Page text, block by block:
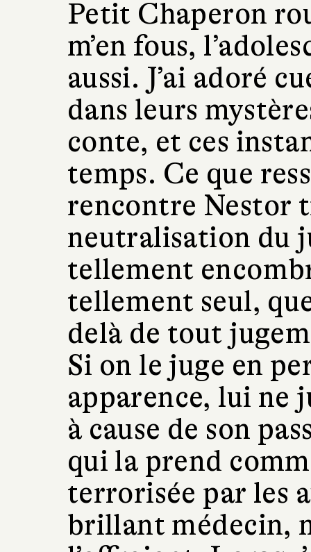
Petit Chaperon
m’en fous,
aussi. J’ai adoré
dans leurs
conte, et ces
temps. Ce que
rencontre Nestor
neutralisation du
tellement
tellement seul,
delà de tout
Si on le juge en
apparence, lui ne
à cause de son
qui la prend
terrorisée par les
brillant médecin,